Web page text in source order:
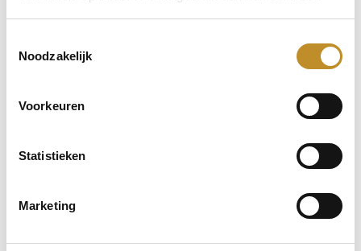
Noodzakelijk
Voorkeuren
Statistieken
Marketing